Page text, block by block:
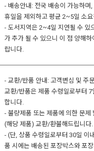
- 배송안내: 전국 배송이 가능하며
휴일을 제외하고 평균 2~5일 소
- 도서지역은 2~4일 지연될 수 있
가 추가 될 수 있으니 이 점 양해
랍니다.
- 교환/반품 안내: 고객변심 및 주
교환/반품은 제품 수령일로부터 7
합니다.
- 불량제품 또는 제품에 의한 문제
(해당 제품) 교환/환불해드립니다.
- (단, 상품 수령일로부터 30일 이
품 시에는 배송된 포장박스와 포